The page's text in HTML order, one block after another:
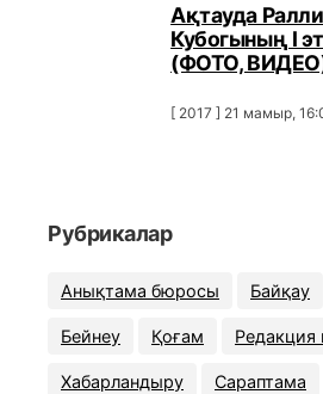
Ақтауда
Кубогының I
(ФОТО,
[ 2017 ] 21 мамыр,
Рубрикалар
Анықтама бюросы Байқау
Бейнеу Қоғам Редакция
Хабарландыру Сараптама